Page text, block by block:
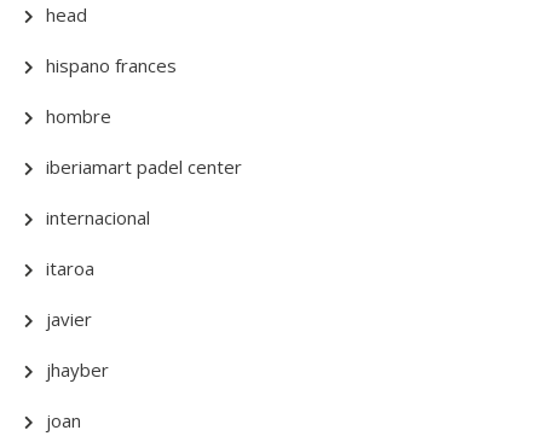
head
hispano frances
hombre
iberiamart padel center
internacional
itaroa
javier
jhayber
joan